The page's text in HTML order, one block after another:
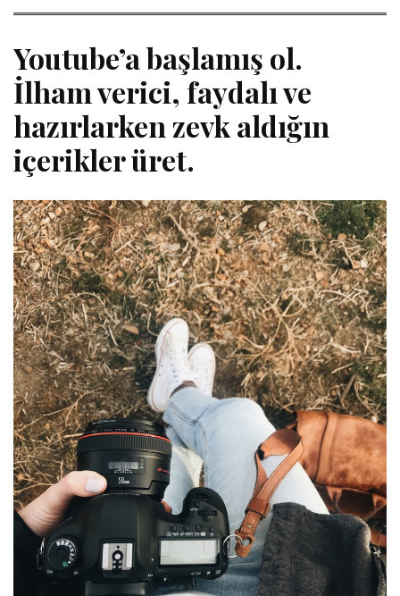
Youtube’a başlamış ol.
İlham verici, faydalı ve
hazırlarken zevk aldığın
içerikler üret.